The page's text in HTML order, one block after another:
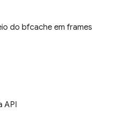
do bfcache em frames
API